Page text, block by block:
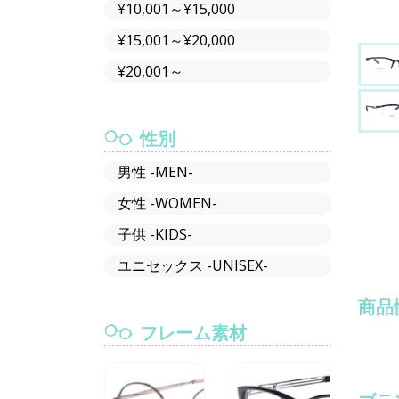
商品
¥10,001～¥15,000
¥15,001～¥20,000
¥20,001～
性別
男性 -MEN-
女性 -WOMEN-
子供 -KIDS-
ユニセックス -UNISEX-
フレーム素材